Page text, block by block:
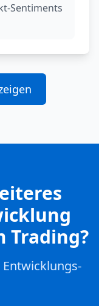
Sentiments
Trading?